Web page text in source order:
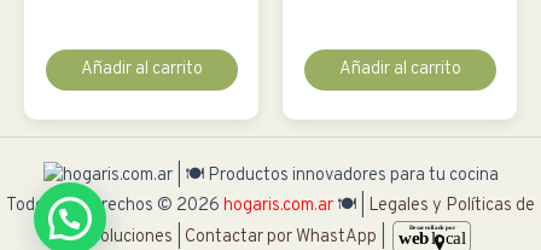
Añadir al carrito Añadir al carrito
Todos los derechos © 2026 hogaris.com.ar 🍽 |
Legales y Políticas de
Devoluciones
Contactar por WhastApp